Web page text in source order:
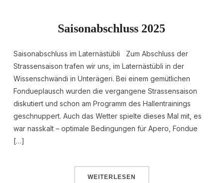
Saisonabschluss 2025
Saisonabschluss im Laternästübli Zum Abschluss der
Strassensaison trafen wir uns, im Laternästübli in der
Wissenschwändi in Unterägeri. Bei einem gemütlichen
Fondueplausch wurden die vergangene Strassensaison
diskutiert und schon am Programm des Hallentrainings
geschnuppert. Auch das Wetter spielte dieses Mal mit, es
war nasskalt – optimale Bedingungen für Apero, Fondue
[…]
WEITERLESEN